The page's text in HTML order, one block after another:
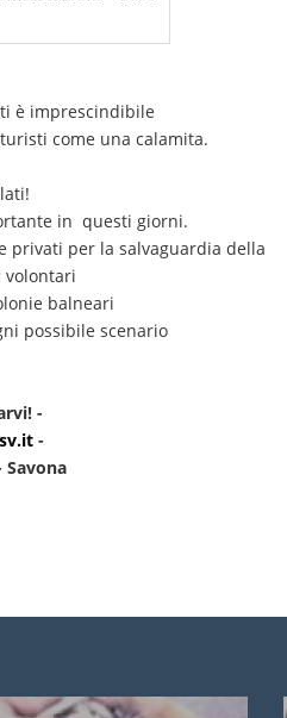
è imprescindibile
come una calamita.
in questi giorni.
privati per la salvaguardia della
volontari
balneari
possibile scenario
-
-